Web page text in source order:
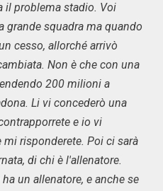
il problema stadio. Voi
grande squadra ma quando
cesso, allorché arrivò
Non è che con una
200 milioni a
Li vi concederò una
e io vi
risponderete. Poi ci sarà
di chi è l'allenatore.
un allenatore, e anche se